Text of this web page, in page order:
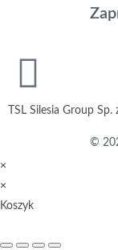
TSL Silesia Group Sp.
©
×
×
Koszyk